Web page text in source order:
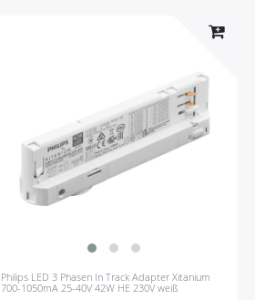
Philips LED 3 Phasen In Track Adapter Xitanium
700-1050mA 25-40V 42W HE 230V weiß